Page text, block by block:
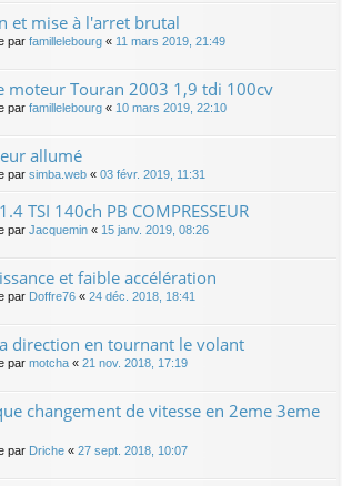
et mise à l'arret brutal
par famillelebourg « 11 mars 2019, 21:49
moteur Touran 2003 1,9 tdi 100cv
par famillelebourg « 10 mars 2019, 22:10
allumé
par simba.web « 03 févr. 2019, 11:31
TSI 140ch PB COMPRESSEUR
par Jacquemin « 15 janv. 2019, 08:26
et faible accélération
par Doffre76 « 24 déc. 2018, 18:41
direction en tournant le volant
par motcha « 21 nov. 2018, 17:19
changement de vitesse en 2eme 3eme
par Driche « 27 sept. 2018, 10:07